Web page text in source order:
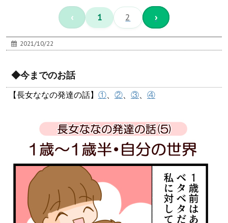
‹ 1 2 ›
2021/10/22
◆今までのお話
【長女ななの発達の話】 ①、 ②、 ③、 ④